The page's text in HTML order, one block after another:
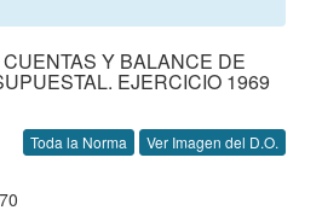
Y BALANCE DE
EJERCICIO 1969
Toda la Norma Ver Imagen del D.O.